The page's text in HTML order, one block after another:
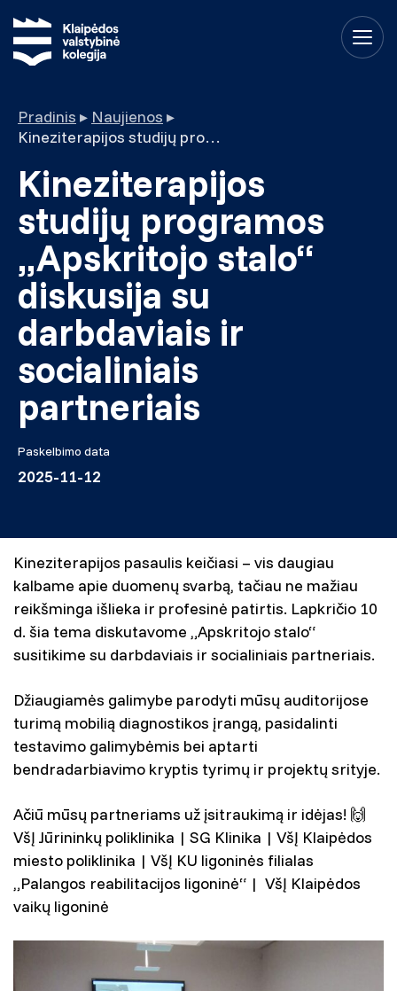
Pradinis ▸ Naujienos ▸
Kineziterapijos studijų programos „Apskritojo stalo“ diskusija su darbdaviais ir socialiniais partneriais
Kineziterapijos
studijų programos
„Apskritojo stalo“
diskusija su
darbdaviais ir
socialiniais
partneriais
Paskelbimo data
2025-11-12
Kineziterapijos pasaulis keičiasi – vis daugiau
kalbame apie duomenų svarbą, tačiau ne mažiau
reikšminga išlieka ir profesinė patirtis. Lapkričio 10
d. šia tema diskutavome „Apskritojo stalo“
susitikime su darbdaviais ir socialiniais partneriais.
Džiaugiamės galimybe parodyti mūsų auditorijose
turimą mobilią diagnostikos įrangą, pasidalinti
testavimo galimybėmis bei aptarti
bendradarbiavimo kryptis tyrimų ir projektų srityje.
Ačiū mūsų partneriams už įsitraukimą ir idėjas! 🙌
VšĮ Jūrininkų poliklinika | SG Klinika | VšĮ Klaipėdos
miesto poliklinika | VšĮ KU ligoninės filialas
„Palangos reabilitacijos ligoninė“ | VšĮ Klaipėdos
vaikų ligoninė